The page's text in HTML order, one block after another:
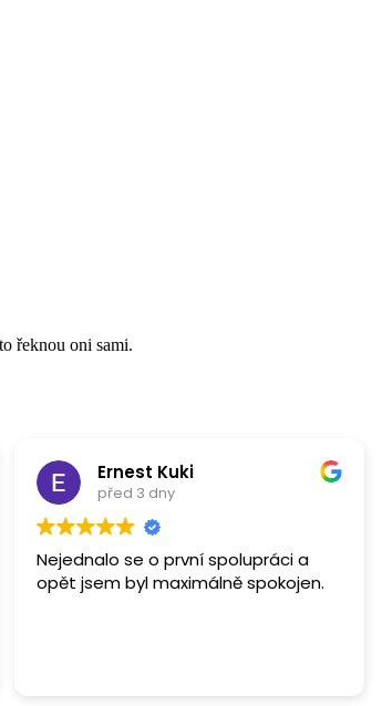
řeknou oni sami.
Ernest Kuki
před 3 dny
Nejednalo se o první spolupráci a
opět jsem byl maximálně spokojen.